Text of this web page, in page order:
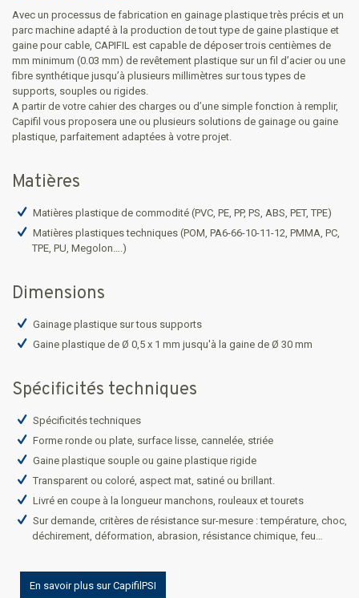
Avec un processus de fabrication en gainage plastique très précis et un
parc machine adapté à la production de tout type de gaine plastique et
gaine pour cable, CAPIFIL est capable de déposer trois centièmes de
mm minimum (0.03 mm) de revêtement plastique sur un fil d’acier ou une
fibre synthétique jusqu’à plusieurs millimètres sur tous types de
supports, souples ou rigides.
A partir de votre cahier des charges ou d’une simple fonction à remplir,
Capifil vous proposera une ou plusieurs solutions de gainage ou gaine
plastique, parfaitement adaptées à votre projet.
Matières
Matières plastique de commodité (PVC, PE, PP, PS, ABS, PET, TPE)
Matières plastiques techniques (POM, PA6-66-10-11-12, PMMA, PC,
TPE, PU, Megolon….)
Dimensions
Gainage plastique sur tous supports
Gaine plastique de Ø 0,5 x 1 mm jusqu'à la gaine de Ø 30 mm
Spécificités techniques
Spécificités techniques
Forme ronde ou plate, surface lisse, cannelée, striée
Gaine plastique souple ou gaine plastique rigide
Transparent ou coloré, aspect mat, satiné ou brillant.
Livré en coupe à la longueur manchons, rouleaux et tourets
Sur demande, critères de résistance sur-mesure : température, choc,
déchirement, déformation, abrasion, résistance chimique, feu…
En savoir plus sur CapifilPSI